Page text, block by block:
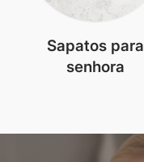
Sapatos para
senhora